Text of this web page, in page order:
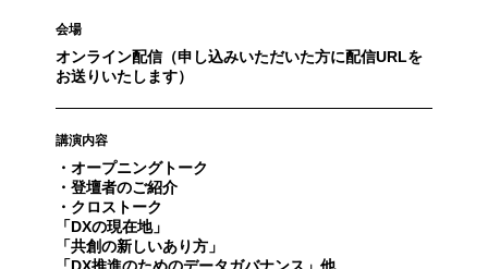
会場
オンライン配信（申し込みいただいた方に配信URLを
お送りいたします）
講演内容
・オープニングトーク
・登壇者のご紹介
・クロストーク
「DXの現在地」
「共創の新しいあり方」
「DX推進のためのデータガバナンス」他